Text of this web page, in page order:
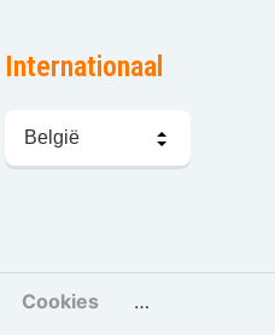
Internationaal
kiezen
Cookies Cookies